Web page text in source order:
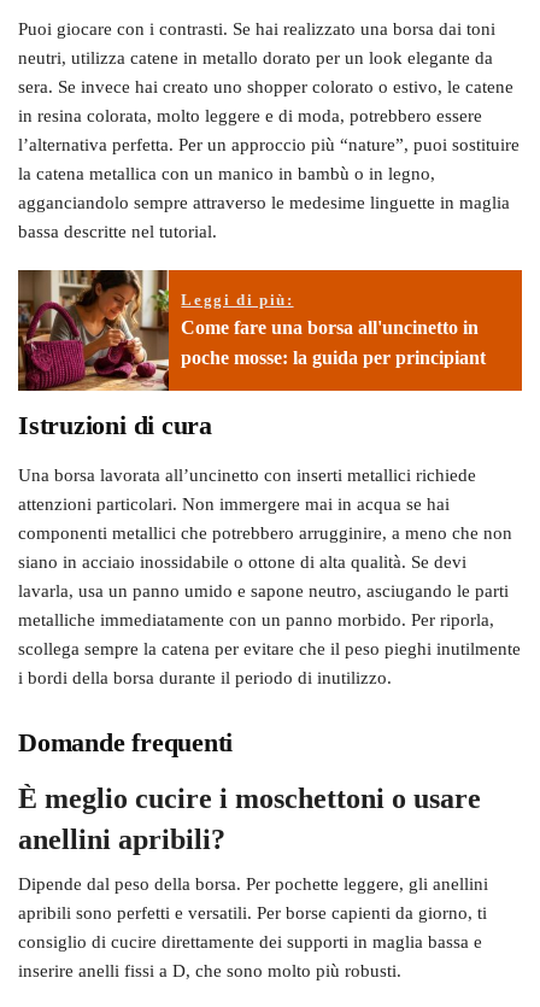
Puoi giocare con i contrasti. Se hai realizzato una borsa dai toni
neutri, utilizza catene in metallo dorato per un look elegante da
sera. Se invece hai creato uno shopper colorato o estivo, le catene
in resina colorata, molto leggere e di moda, potrebbero essere
l’alternativa perfetta. Per un approccio più “nature”, puoi sostituire
la catena metallica con un manico in bambù o in legno,
agganciandolo sempre attraverso le medesime linguette in maglia
bassa descritte nel tutorial.
Leggi di più:
Come fare una borsa all'uncinetto in
poche mosse: la guida per principiant
Istruzioni di cura
Una borsa lavorata all’uncinetto con inserti metallici richiede
attenzioni particolari. Non immergere mai in acqua se hai
componenti metallici che potrebbero arrugginire, a meno che non
siano in acciaio inossidabile o ottone di alta qualità. Se devi
lavarla, usa un panno umido e sapone neutro, asciugando le parti
metalliche immediatamente con un panno morbido. Per riporla,
scollega sempre la catena per evitare che il peso pieghi inutilmente
i bordi della borsa durante il periodo di inutilizzo.
Domande frequenti
È meglio cucire i moschettoni o usare
anellini apribili?
Dipende dal peso della borsa. Per pochette leggere, gli anellini
apribili sono perfetti e versatili. Per borse capienti da giorno, ti
consiglio di cucire direttamente dei supporti in maglia bassa e
inserire anelli fissi a D, che sono molto più robusti.